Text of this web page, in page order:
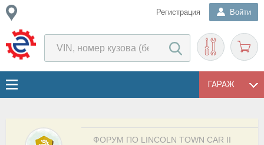
Регистрация Войти
ГАРАЖ
ФОРУМ ПО LINCOLN TOWN CAR II